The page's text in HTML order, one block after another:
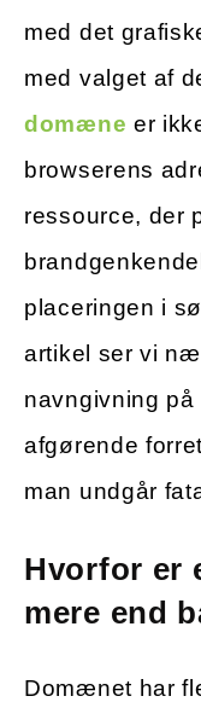
med det
med valget af
domæne er
browserens
ressource, der
placeringen i
artikel ser vi
navngivning
afgørende
man undgår
Hvorfor er
mere end
Domænet har